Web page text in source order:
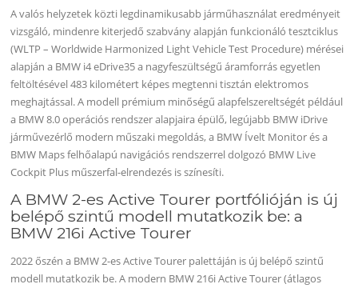
A valós helyzetek közti legdinamikusabb járműhasználat eredményeit
vizsgáló, mindenre kiterjedő szabvány alapján funkcionáló tesztciklus
(WLTP – Worldwide Harmonized Light Vehicle Test Procedure) mérései
alapján a BMW i4 eDrive35 a nagyfeszültségű áramforrás egyetlen
feltöltésével 483 kilométert képes megtenni tisztán elektromos
meghajtással. A modell prémium minőségű alapfelszereltségét például
a BMW 8.0 operációs rendszer alapjaira épülő, legújabb BMW iDrive
járművezérlő modern műszaki megoldás, a BMW Ívelt Monitor és a
BMW Maps felhőalapú navigációs rendszerrel dolgozó BMW Live
Cockpit Plus műszerfal-elrendezés is színesíti.
A BMW 2-es Active Tourer portfólióján is új
belépő szintű modell mutatkozik be: a
BMW 216i Active Tourer
2022 őszén a BMW 2-es Active Tourer palettáján is új belépő szintű
modell mutatkozik be. A modern BMW 216i Active Tourer (átlagos